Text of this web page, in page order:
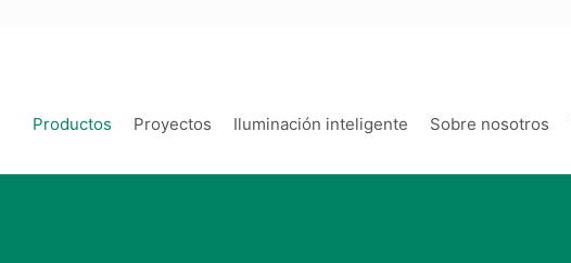
Productos Proyectos Iluminación inteligente Sobre nosotros